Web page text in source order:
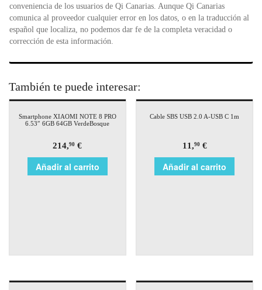
conveniencia de los usuarios de Qi Canarias. Aunque Qi Canarias
comunica al proveedor cualquier error en los datos, o en la traducción al
español que localiza, no podemos dar fe de la completa veracidad o
corrección de esta información.
También te puede interesar:
Smartphone XIAOMI NOTE 8 PRO
6.53″ 6GB 64GB VerdeBosque
214,90 €
Añadir al carrito
Cable SBS USB 2.0 A-USB C 1m
11,90€
Añadir al carrito